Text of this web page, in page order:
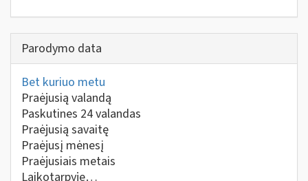
Parodymo data
Bet kuriuo metu
Praėjusią valandą
Paskutines 24 valandas
Praėjusią savaitę
Praėjusį mėnesį
Praėjusiais metais
Laikotarpyje…